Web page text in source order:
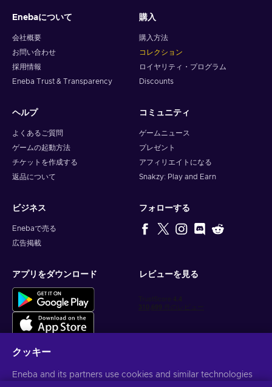
Enebaについて
会社概要
お問い合わせ
採用情報
Eneba Trust & Transparency
購入
購入方法
コレクション
ロイヤリティ・プログラム
Discounts
ヘルプ
よくあるご質問
ゲームの起動方法
チケットを作成する
返品について
コミュニティ
ゲームニュース
プレゼント
アフィリエイトになる
Snakzy: Play and Earn
ビジネス
Enebaで売る
広告掲載
フォローする
アプリをダウンロード レビューを見る
パーソナライズされたゲーム情報を入手
クッキー
Eneba and its partners use cookies and similar technologies